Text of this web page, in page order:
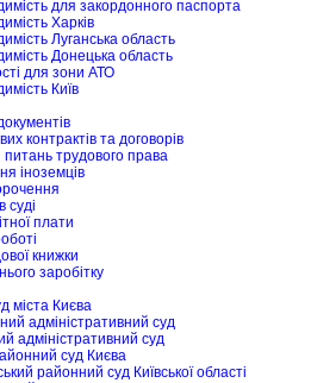
для закордонного паспорта
Харків
Луганська область
Донецька область
для зони АТО
Київ
контрактів та договорів
питань трудового права
іноземців
суді
плати
книжки
заробітку
міста Києва
адміністративний суд
адміністративний суд
суд Києва
районний суд Київської області